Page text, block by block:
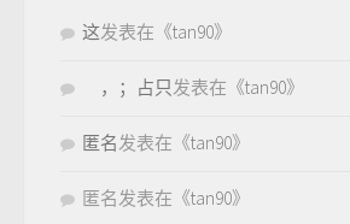
这发表在《tan90》
，；占只发表在《tan90》
匿名发表在《tan90》
匿名发表在《tan90》